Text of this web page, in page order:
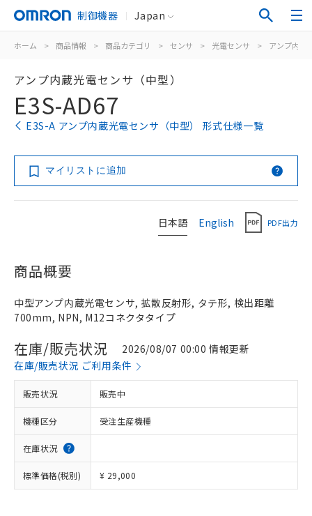
制御機器 Japan
ホーム > 商品情報 > 商品カテゴリ > センサ > 光電センサ > アンプ内蔵
アンプ内蔵光電センサ（中型）
E3S-AD67
E3S-A アンプ内蔵光電センサ（中型） 形式仕様一覧
マイリストに追加
日本語 English PDF出力
商品概要
中型アンプ内蔵光電センサ, 拡散反射形, タテ形, 検出距離
700mm, NPN, M12コネクタタイプ
在庫/販売状況
2026/08/07 00:00 情報更新
在庫/販売状況 ご利用条件
販売状況 販売中
機種区分 受注生産機種
在庫状況
標準価格(税別) ¥ 29,000